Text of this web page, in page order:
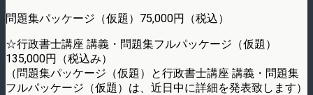
問題集パッケージ（仮題）75,000円（税込）
☆行政書士講座 講義・問題集フルパッケージ（仮題）
135,000円（税込み）
（問題集パッケージ（仮題）と行政書士講座 講義・問題集
フルパッケージ（仮題）は、近日中に詳細を発表致します）